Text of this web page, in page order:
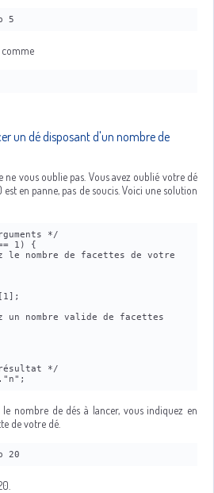
5
comme
un dé disposant d'un nombre de
vous oublie pas. Vous avez oublié votre dé
en panne, pas de soucis. Voici une solution
*/
1) {
nombre de facettes de votre
nombre valide de facettes
*/
nombre de dés à lancer, vous indiquez en
de votre dé.
20